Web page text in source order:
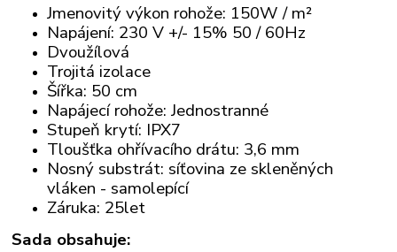
Jmenovitý výkon rohože: 150W / m²
Napájení: 230 V +/- 15% 50 / 60Hz
Dvoužílová
Trojitá izolace
Šířka: 50 cm
Napájecí rohože: Jednostranné
Stupeň krytí: IPX7
Tloušťka ohřívacího drátu: 3,6 mm
Nosný substrát: síťovina ze skleněných
vláken - samolepící
Záruka: 25let
Sada obsahuje: